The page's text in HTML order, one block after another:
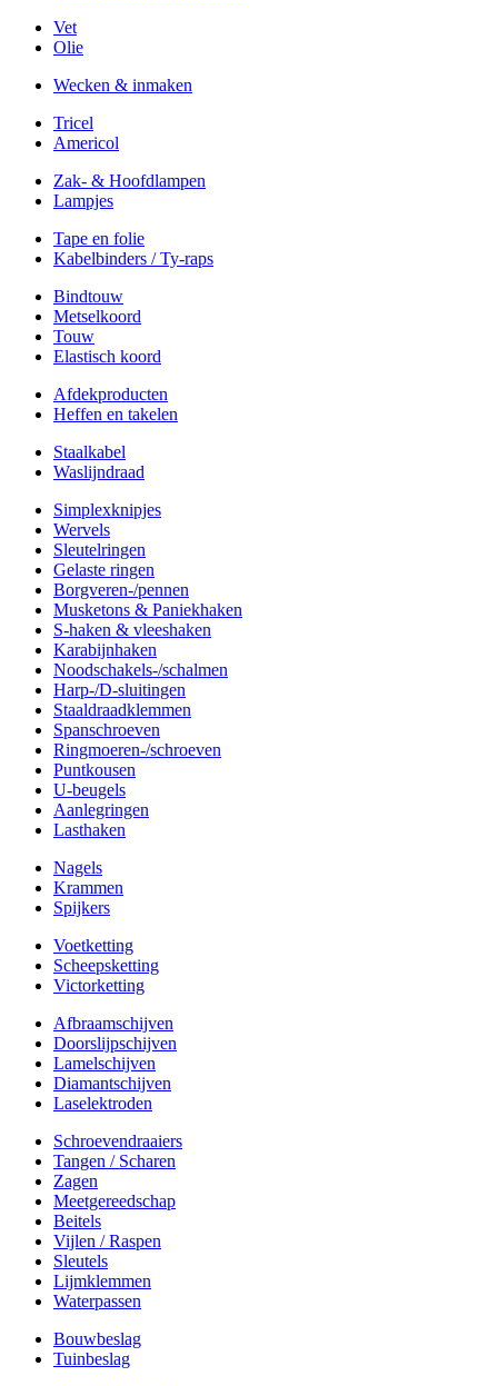
Vet
Olie
Wecken & inmaken
Tricel
Americol
Zak- & Hoofdlampen
Lampjes
Tape en folie
Kabelbinders / Ty-raps
Bindtouw
Metselkoord
Touw
Elastisch koord
Afdekproducten
Heffen en takelen
Staalkabel
Waslijndraad
Simplexknipjes
Wervels
Sleutelringen
Gelaste ringen
Borgveren-/pennen
Musketons & Paniekhaken
S-haken & vleeshaken
Karabijnhaken
Noodschakels-/schalmen
Harp-/D-sluitingen
Staaldraadklemmen
Spanschroeven
Ringmoeren-/schroeven
Puntkousen
U-beugels
Aanlegringen
Lasthaken
Nagels
Krammen
Spijkers
Voetketting
Scheepsketting
Victorketting
Afbraamschijven
Doorslijpschijven
Lamelschijven
Diamantschijven
Laselektroden
Schroevendraaiers
Tangen / Scharen
Zagen
Meetgereedschap
Beitels
Vijlen / Raspen
Sleutels
Lijmklemmen
Waterpassen
Bouwbeslag
Tuinbeslag